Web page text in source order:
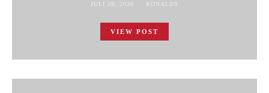
JULI 29, 2020 RONALDS
VIEW POST